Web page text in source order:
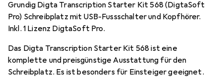
Grundig Digta Transcription Starter Kit 568 (DigtaSoft
Pro) Schreibplatz mit USB-Fussschalter und Kopfhörer.
Inkl. 1 Lizenz DigtaSoft Pro.
Das Digta Transcription Starter Kit 568 ist eine
komplette und preisgünstige Ausstattung für den
Schreibplatz. Es ist besonders für Einsteiger geeignet.